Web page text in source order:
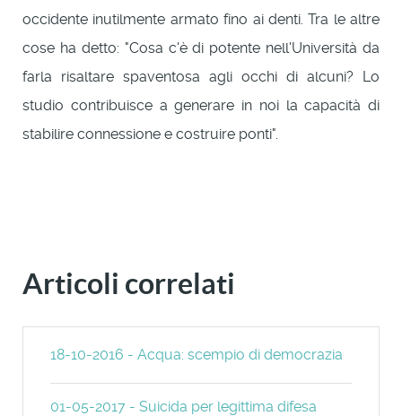
occidente inutilmente armato fino ai denti. Tra le altre
cose ha detto: "Cosa c'è di potente nell'Università da
farla risaltare spaventosa agli occhi di alcuni? Lo
studio contribuisce a generare in noi la capacità di
stabilire connessione e costruire ponti".
Articoli correlati
18-10-2016 - Acqua: scempio di democrazia
01-05-2017 - Suicida per legittima difesa